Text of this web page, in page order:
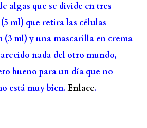
algas que se divide en tres
ml) que retira las células
(3 ml) y una mascarilla en crema
nada del otro mundo,
bueno para un día que no
está muy bien. Enlace.